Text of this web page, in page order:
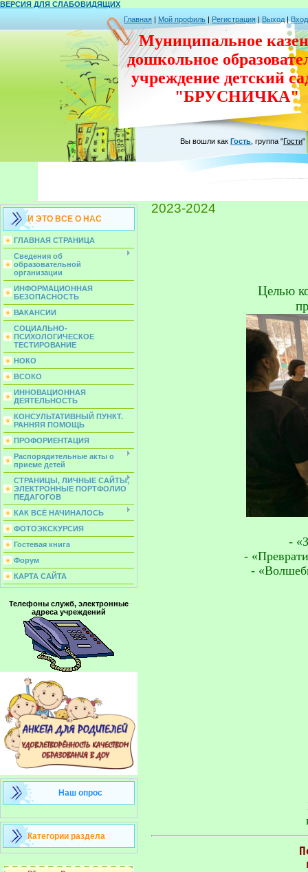
ВЕРСИЯ ДЛЯ СЛАБОВИДЯЩИХ
Главная | Мой профиль | Регистрация | Выход | Вход
Муниципальное
дошкольное
учреждение детский
"БРУСНИЧКА"
Вы вошли как Гость группа "Гости"
И ЭТО ВСЕ О НАС
ГЛАВНАЯ СТРАНИЦА
Сведения об
образовательной
организации
ИНФОРМАЦИОННАЯ
БЕЗОПАСНОСТЬ
ВАКАНСИИ
СОЦИАЛЬНО-
ПСИХОЛОГИЧЕСКОЕ
ТЕСТИРОВАНИЕ
НОКО
ВСОКО
ИННОВАЦИОННАЯ
ДЕЯТЕЛЬНОСТЬ
КОНСУЛЬТАТИВНЫЙ ПУНКТ.
РАННЯЯ ПОМОЩЬ
ПРОФОРИЕНТАЦИЯ
Распорядительные акты о
приеме детей
СТРАНИЦЫ, ЛИЧНЫЕ САЙТЫ,
ЭЛЕКТРОННЫЕ ПОРТФОЛИО
ПЕДАГОГОВ
КАК ВСЁ НАЧИНАЛОСЬ
ФОТОЭКСКУРСИЯ
Гостевая книга
Форум
КАРТА САЙТА
Телефоны служб, электронные
адреса учреждений
Наш опрос
Категории раздела
2023-2024
Целью
-
-
-